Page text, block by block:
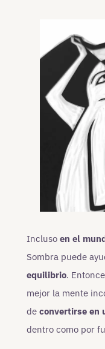
Incluso en el
Sombra puede
equilibrio.
mejor la mente
de convertirse en
dentro como por